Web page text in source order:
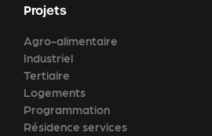
Projets
Agro-alimentaire
Industriel
Tertiaire
Logements
Programmation
Résidence services